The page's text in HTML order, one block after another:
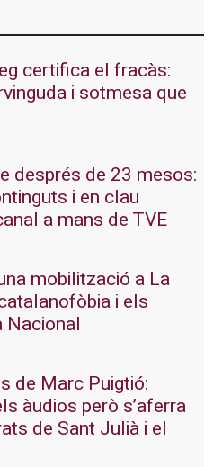
certifica el fracàs:
i sotmesa que
després de 23 mesos:
i en clau
a mans de TVE
mobilització a La
i els
Nacional
de Marc Puigtió:
àudios però s’aferra
de Sant Julià i el